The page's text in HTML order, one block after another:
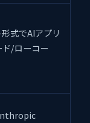
式でAIアプリ
ド/ローコー